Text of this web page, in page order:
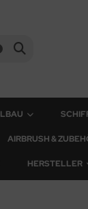
AIRBRUSH &
HERSTELLER